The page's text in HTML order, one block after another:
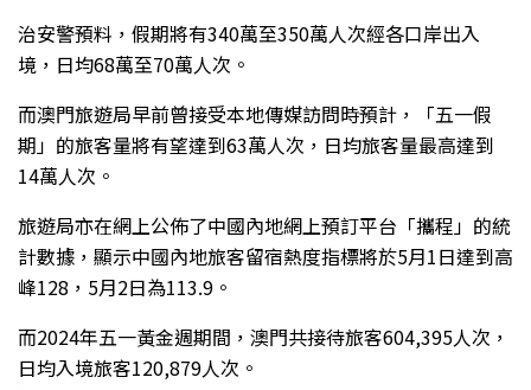
治安警預料，假期將有340萬至350萬人次經各口岸出入
境，日均68萬至70萬人次。
而澳門旅遊局早前曾接受本地傳媒訪問時預計，「五一假
期」的旅客量將有望達到63萬人次，日均旅客量最高達到
14萬人次。
旅遊局亦在網上公佈了中國內地網上預訂平台「攜程」的統
計數據，顯示中國內地旅客留宿熱度指標將於5月1日達到高
峰128，5月2日為113.9。
而2024年五一黃金週期間，澳門共接待旅客604,395人次，
日均入境旅客120,879人次。